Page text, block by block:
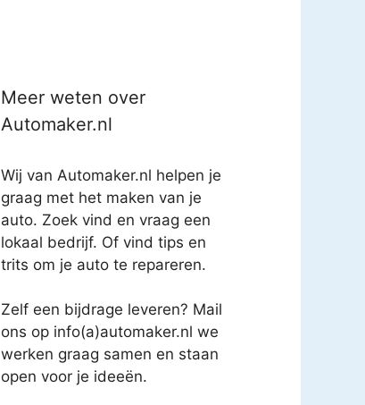
Meer weten over
Automaker.nl
Wij van Automaker.nl helpen je
graag met het maken van je
auto. Zoek vind en vraag een
lokaal bedrijf. Of vind tips en
trits om je auto te repareren.
Zelf een bijdrage leveren? Mail
ons op info(a)automaker.nl we
werken graag samen en staan
open voor je ideeën.